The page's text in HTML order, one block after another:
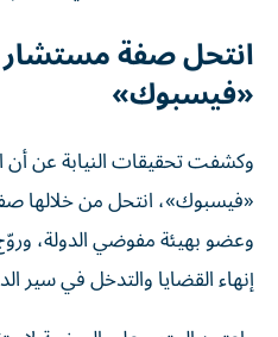
انتحل صفة مستشار
«فيسبوك»
وكشفت تحقيقات النيابة عن
«فيسبوك»، انتحل من خلالها
وعضو بهيئة مفوضي الدولة،
إنهاء القضايا والتدخل في سير